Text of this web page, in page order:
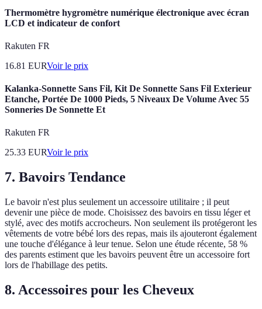
Thermomètre hygromètre numérique électronique avec écran
LCD et indicateur de confort
Rakuten FR
16.81 EURVoir le prix
Kalanka-Sonnette Sans Fil, Kit De Sonnette Sans Fil Exterieur
Etanche, Portée De 1000 Pieds, 5 Niveaux De Volume Avec 55
Sonneries De Sonnette Et
Rakuten FR
25.33 EURVoir le prix
7. Bavoirs Tendance
Le bavoir n'est plus seulement un accessoire utilitaire ; il peut
devenir une pièce de mode. Choisissez des bavoirs en tissu léger et
stylé, avec des motifs accrocheurs. Non seulement ils protégeront les
vêtements de votre bébé lors des repas, mais ils ajouteront également
une touche d'élégance à leur tenue. Selon une étude récente, 58 %
des parents estiment que les bavoirs peuvent être un accessoire fort
lors de l'habillage des petits.
8. Accessoires pour les Cheveux